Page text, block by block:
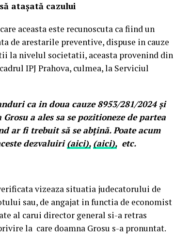
atașată cazului
aceasta este recunoscuta ca fiind un
de arestarile preventive, dispuse in cauze
la nivelul societatii, aceasta provenind din
IPJ Prahova, culmea, la Serviciul
ca in doua cauze 8953/281/2024 și
a ales sa se pozitioneze de partea
ar fi trebuit să se abțină. Poate acum
dezvaluiri(aici), (aici),etc.
vizeaza situatia judecatorului de
sau, de angajat in functia de economist
al carui director general si-a retras
la care doamna Grosu s-a pronuntat.